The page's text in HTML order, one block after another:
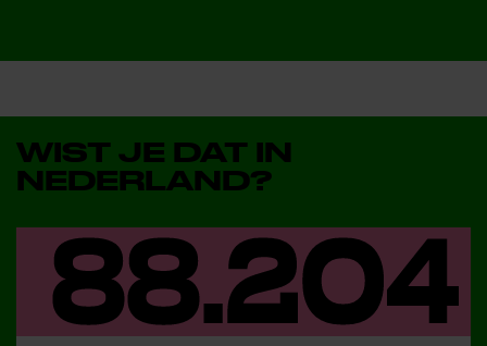
WIST JE DAT IN
NEDERLAND?